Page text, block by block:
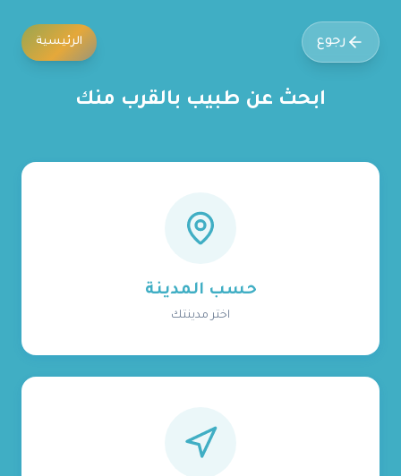
رجوع الرئيسية
ابحث عن طبيب بالقرب منك
حسب المدينة
اختر مدينتك